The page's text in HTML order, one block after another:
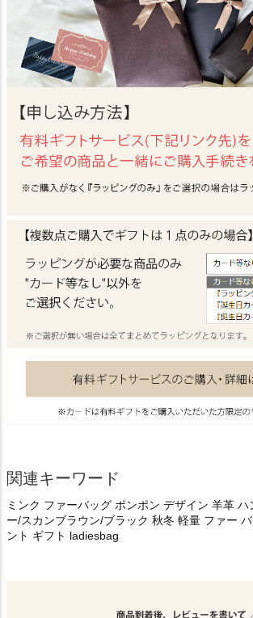
関連キーワード
ミンク ファーバッグ ポンポン デザイン 羊革
ー/スカンブラウン/ブラック 秋冬 軽量 ファー
ント ギフト ladiesbag